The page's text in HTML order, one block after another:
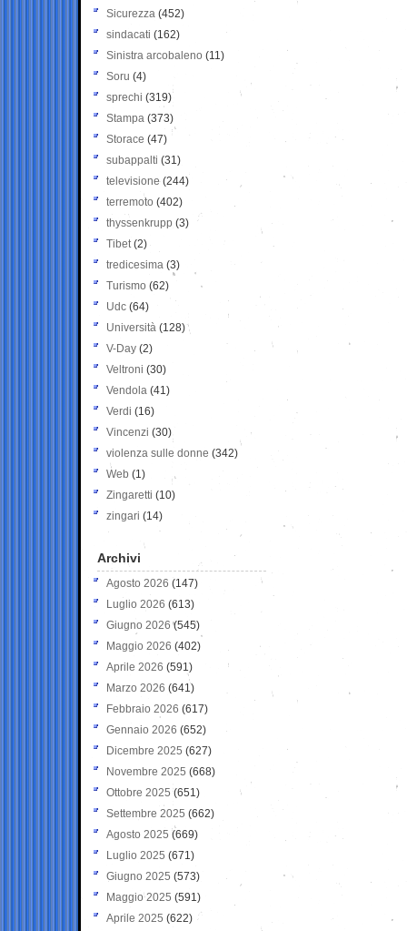
Sicurezza (452)
sindacati (162)
Sinistra arcobaleno (11)
Soru (4)
sprechi (319)
Stampa (373)
Storace (47)
subappalti (31)
televisione(244)
terremoto (402)
thyssenkrupp (3)
Tibet(2)
tredicesima (3)
Turismo (62)
Udc (64)
Università (128)
V-Day (2)
Veltroni (30)
Vendola (41)
Verdi (16)
Vincenzi (30)
violenza sulle donne (342)
Web (1)
Zingaretti (10)
zingari (14)
Archivi
Agosto 2026 (147)
Luglio 2026 (613)
Giugno 2026 (545)
Maggio 2026 (402)
Aprile 2026 (591)
Marzo 2026 (641)
Febbraio 2026 (617)
Gennaio 2026 (652)
Dicembre 2025 (627)
Novembre 2025 (668)
Ottobre 2025 (651)
Settembre 2025 (662)
Agosto 2025 (669)
Luglio 2025 (671)
Giugno 2025 (573)
Maggio 2025 (591)
Aprile 2025 (622)